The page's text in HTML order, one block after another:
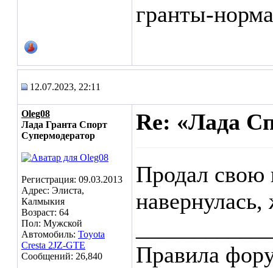
гранты-
12.07.2023, 22:11
Oleg08
Лада Гранта Спорт
Супермодератор
Регистрация: 09.03.2013
Адрес: Элиста,
Калмыкия
Возраст: 64
Пол: Мужской
Автомобиль: Toyota
Cresta 2JZ-GTE
Сообщений: 26,840
Re: «Лада
Продал свою
навернулась,
Правила